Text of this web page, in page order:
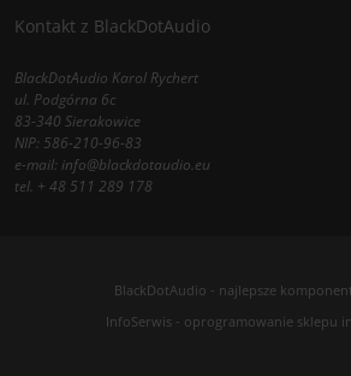
Kontakt z BlackDotAudio
BlackDotAudio Karol Rychert
ul. Podgórna 6c
83-340 Sierakowice
NIP: 586-210-96-83
e-mail:info@blackdotaudio.eu
tel. + 48 511 289 178
BlackDotAudio - najlepsze
InfoSerwis- oprogramowanie sklepu